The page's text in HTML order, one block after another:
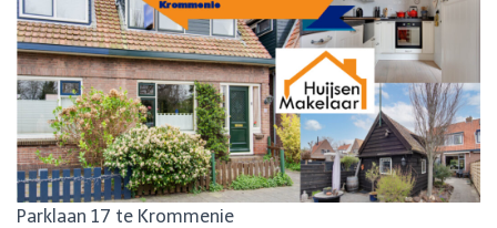
Parklaan 17 te Krommenie